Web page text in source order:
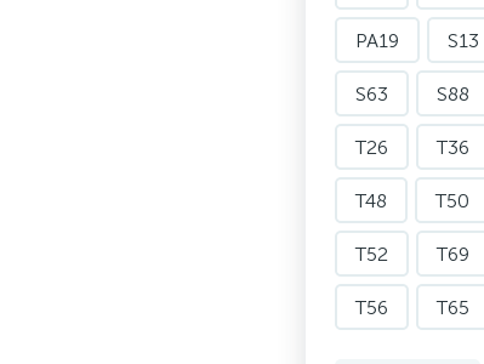
PA19 S13
S63 S88
T26 T36
T48 T50
T52 T69
T56 T65